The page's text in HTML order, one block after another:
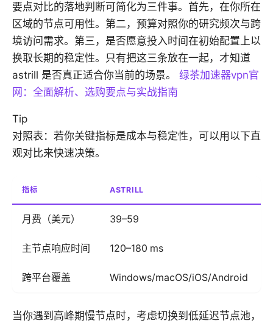
要点对比的落地判断可简化为三件事。首先，在你所在
区域的节点可用性。第二，预算对照你的研究频次与跨
境访问需求。第三，是否愿意投入时间在初始配置上以
换取长期的稳定性。只有把这三条放在一起，才知道
astrill 是否真正适合你当前的场景。 绿茶加速器vpn官
网：全面解析、选购要点与实战指南
Tip
对照表：若你关键指标是成本与稳定性，可以用以下直
观对比来快速决策。
指标 ASTRILL
月费（美元） 39–59
主节点响应时间 120–180 ms
跨平台覆盖 Windows/macOS/iOS/Android
当你遇到高峰期慢节点时，考虑切换到低延迟节点池，